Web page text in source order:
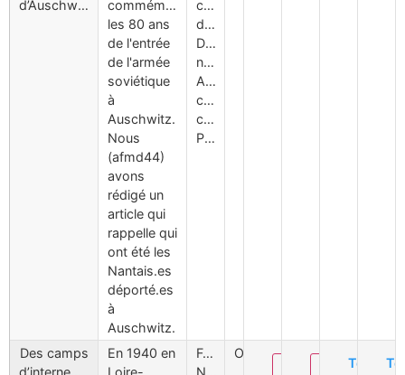
d’Auschwitz
commémorions
les 80 ans
de l'entrée
de l'armée
soviétique
à
Auschwitz.
Nous
(afmd44)
avons
rédigé un
article qui
rappelle qui
ont été les
Nantais.es
déporté.es
à
Auschwitz.
camp
d'Auschwitz,
Déportés
nantais,
Assassinat,
complexe
concentrationnaire
Pologne
Des camps
d’internement
En 1940 en
Loire-
Forains,
Nomades,
Oui
Supprimer